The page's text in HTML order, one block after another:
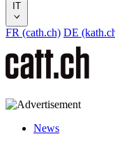
IT
FR (cath.ch) DE
News